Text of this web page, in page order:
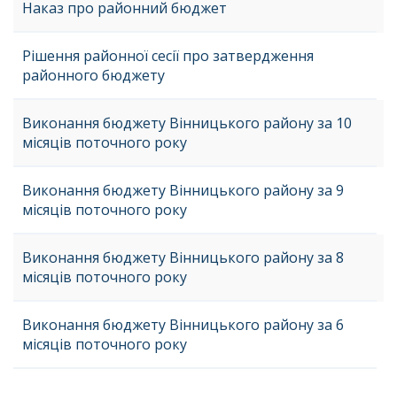
Наказ про районний бюджет
Рішення районної сесії про затвердження
районного бюджету
Виконання бюджету Вінницького району за 10
місяців поточного року
Виконання бюджету Вінницького району за 9
місяців поточного року
Виконання бюджету Вінницького району за 8
місяців поточного року
Виконання бюджету Вінницького району за 6
місяців поточного року